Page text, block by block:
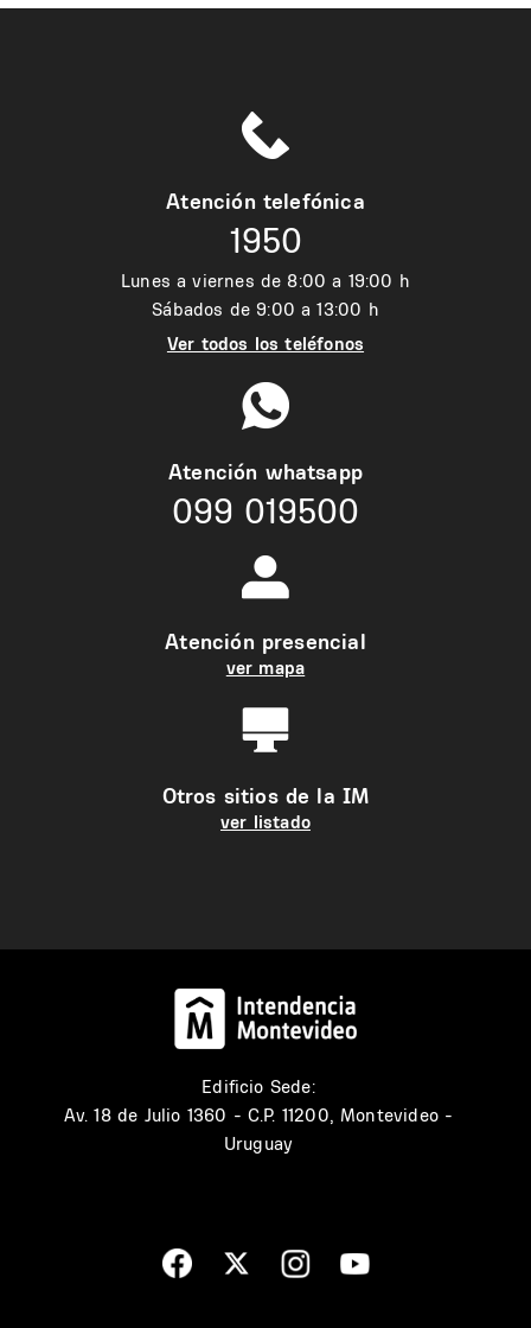
Atención telefónica
1950
Lunes a viernes de 8:00 a 19:00 h
Sábados de 9:00 a 13:00 h
Ver todos los teléfonos
Atención whatsapp
099 019500
Atención presencial
ver mapa
Otros sitios de la IM
ver listado
Edificio Sede:
Av. 18 de Julio 1360 - C.P. 11200, Montevideo -
Uruguay